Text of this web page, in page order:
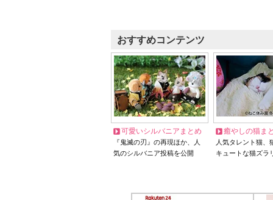
おすすめコンテンツ
可愛いシルバニアまとめ
『鬼滅の刃』の再現ほか、人
気のシルバニア投稿を公開
癒やしの猫ま
人気タレント猫
キュートな猫ズラ